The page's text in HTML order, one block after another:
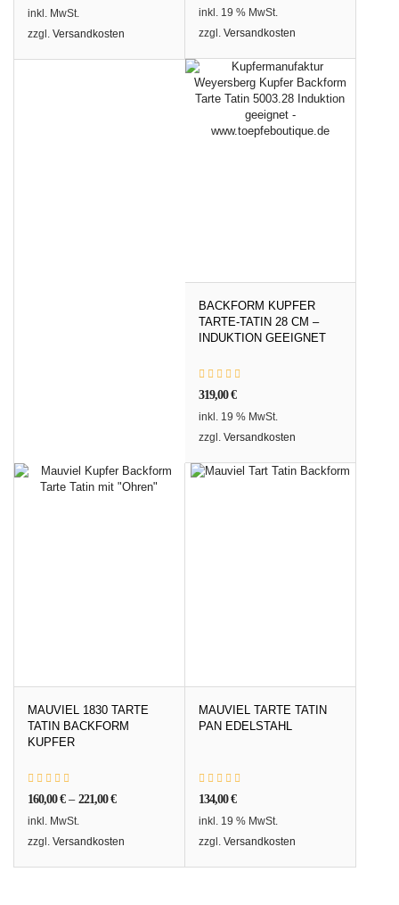
inkl. MwSt.
zzgl. Versandkosten
inkl. 19 % MwSt.
zzgl. Versandkosten
BACKFORM KUPFER
TARTE-TATIN 28 CM –
INDUKTION GEEIGNET
319,00€
inkl. 19 % MwSt.
zzgl. Versandkosten
MAUVIEL 1830 TARTE
TATIN BACKFORM
KUPFER
160,00€– 221,00€
inkl. MwSt.
zzgl. Versandkosten
MAUVIEL TARTE TATIN
PAN EDELSTAHL
134,00€
inkl. 19 % MwSt.
zzgl. Versandkosten